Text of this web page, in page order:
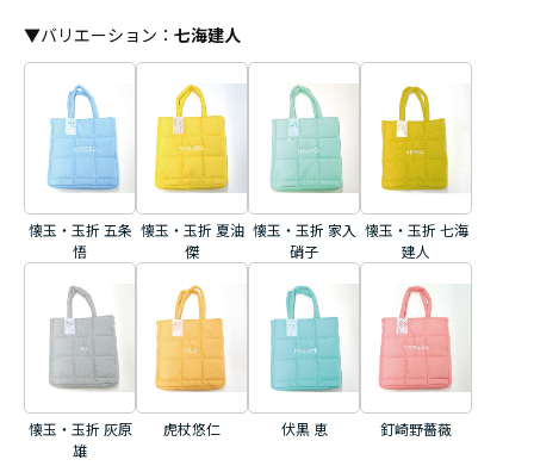
▼バリエーション ： 七海建人
懐玉・玉折 五条
悟
懐玉・玉折 夏油
傑
懐玉・玉折 家入
硝子
懐玉・玉折 七海
建人
懐玉・玉折 灰原
雄
虎杖悠仁 伏黒 恵 釘崎野薔薇